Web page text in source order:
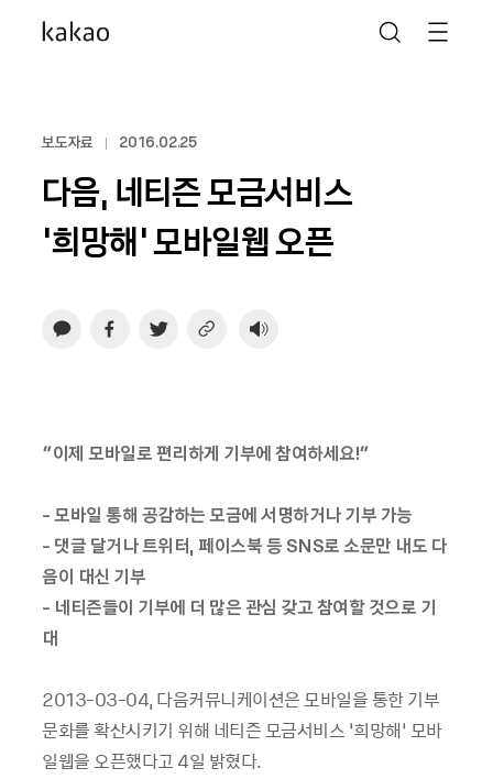
보도자료 2016.02.25
다음, 네티즌 모금서비스
‘희망해’ 모바일웹 오픈
“이제 모바일로 편리하게 기부에 참여하세요!”
- 모바일 통해 공감하는 모금에 서명하거나 기부 가능
- 댓글 달거나 트위터, 페이스북 등 SNS로 소문만 내도 다
음이 대신 기부
- 네티즌들이 기부에 더 많은 관심 갖고 참여할 것으로 기
대
2013-03-04, 다음커뮤니케이션은 모바일을 통한 기부
문화를 확산시키기 위해 네티즌 모금서비스 ‘희망해’ 모바
일웹을 오픈했다고 4일 밝혔다.